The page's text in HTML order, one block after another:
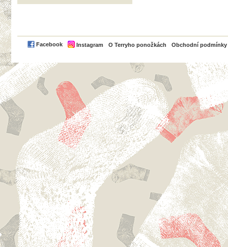
Facebook Instagram O Terryho ponožkách Obchodní podmínky
PayPal